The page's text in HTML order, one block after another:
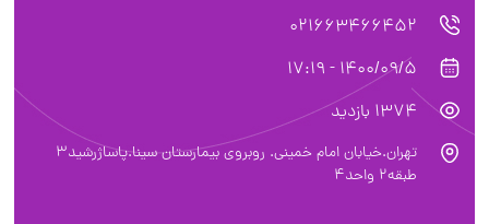
021663466452
1400/09/5 - 17:19
1374 بازدید
تهران.خیابان امام خمینی. روبروی بیمارستان سینا.پاساژرشید3
طبقه2 واحد4